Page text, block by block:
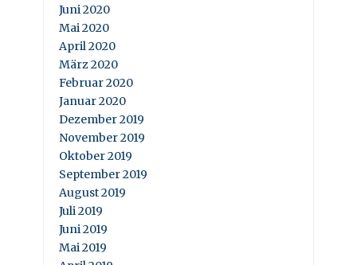
Juni 2020
Mai 2020
April 2020
März 2020
Februar 2020
Januar 2020
Dezember 2019
November 2019
Oktober 2019
September 2019
August 2019
Juli 2019
Juni 2019
Mai 2019